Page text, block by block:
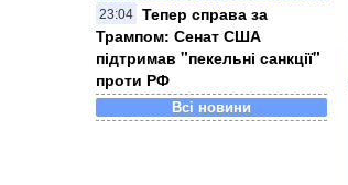
23:04 Тепер справа за
Трампом: Сенат США
підтримав "пекельні санкції"
проти РФ
Всі новини